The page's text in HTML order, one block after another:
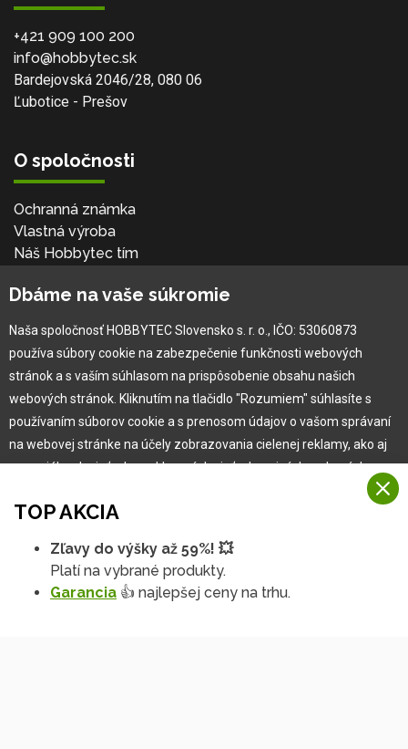
+421 909 100 200
info@hobbytec.sk
Bardejovská 2046/28, 080 06
Ľubotice - Prešov
O spoločnosti
Ochranná známka
Vlastná výroba
Náš Hobbytec tím
Naša história
Pre zákazníka
Garancia najlepšej ceny
Užívateľský manuál
Reklamácia
TOP AKCIA
Zľavy do výšky až 59%! 💥
Platí na vybrané produkty.
Garancia 👍 najlepšej ceny na trhu.
Dbáme na vaše súkromie
Naša spoločnosť HOBBYTEC Slovensko s. r. o., IČO: 53060873
používa súbory cookie na zabezpečenie funkčnosti webových
stránok a s vaším súhlasom na prispôsobenie obsahu našich
webových stránok. Kliknutím na tlačidlo "Rozumiem" súhlasíte s
používaním súborov cookie a s prenosom údajov o vašom správaní
na webovej stránke na účely zobrazovania cielenej reklamy, ako aj
na sociálnych sieťach a reklamných sieťach na iných webových
Viac informácií
Na našich webových stránkach používame niekoľko kategórií
Rozumiem